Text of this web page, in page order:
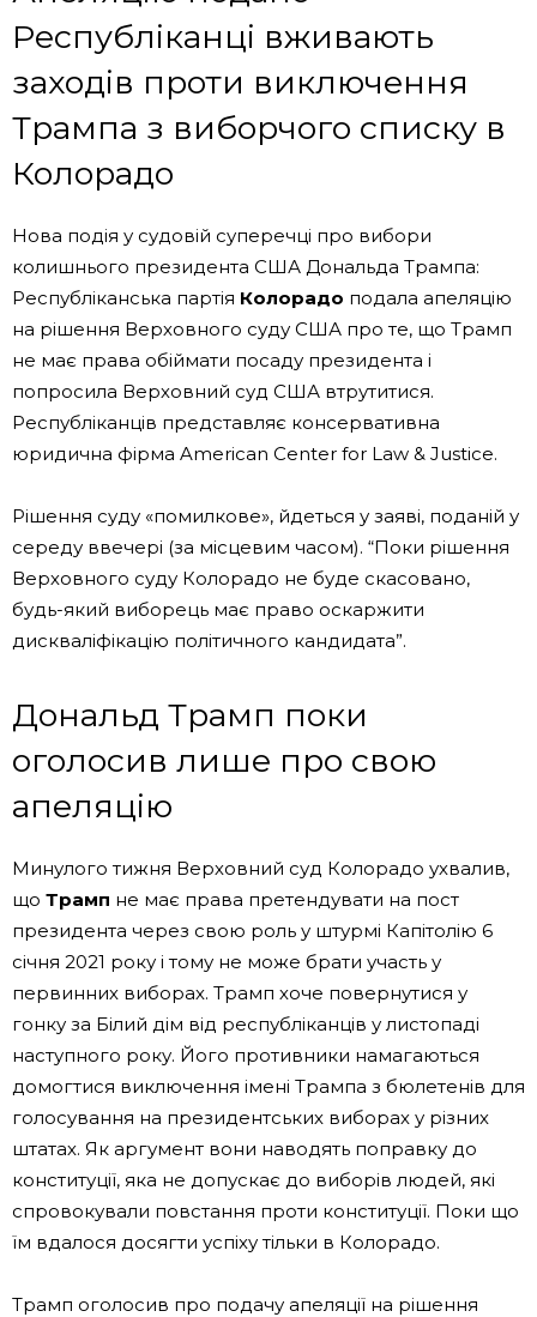
Республіканці вживають
заходів проти виключення
Трампа з виборчого списку в
Колорадо
Нова подія у судовій суперечці про вибори
колишнього президента США Дональда Трампа:
Республіканська партія Колорадо подала апеляцію
на рішення Верховного суду США про те, що Трамп
не має права обіймати посаду президента і
попросила Верховний суд США втрутитися.
Республіканців представляє консервативна
юридична фірма American Center for Law & Justice.
Рішення суду «помилкове», йдеться у заяві, поданій у
середу ввечері (за місцевим часом). “Поки рішення
Верховного суду Колорадо не буде скасовано,
будь-який виборець має право оскаржити
дискваліфікацію політичного кандидата”.
Дональд Трамп поки
оголосив лише про свою
апеляцію
Минулого тижня Верховний суд Колорадо ухвалив,
що Трамп не має права претендувати на пост
президента через свою роль у штурмі Капітолію 6
січня 2021 року і тому не може брати участь у
первинних виборах. Трамп хоче повернутися у
гонку за Білий дім від республіканців у листопаді
наступного року. Його противники намагаються
домогтися виключення імені Трампа з бюлетенів для
голосування на президентських виборах у різних
штатах. Як аргумент вони наводять поправку до
конституції, яка не допускає до виборів людей, які
спровокували повстання проти конституції. Поки що
їм вдалося досягти успіху тільки в Колорадо.
Трамп оголосив про подачу апеляції на рішення